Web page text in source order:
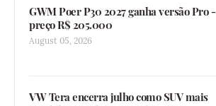
GWM Poer P30 2027 ganha versão Pro -
preço R$ 205.000
August 05, 2026
VW Tera encerra julho como SUV mais